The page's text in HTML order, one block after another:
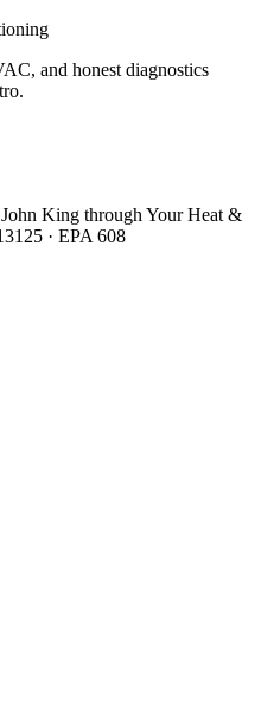
and honest diagnostics
King through Your Heat &
· EPA 608